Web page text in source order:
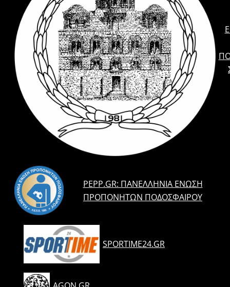
PEPP.GR: ΠΑΝΕΛΛΉΝΙΑ ΈΝΩΣΗ
ΠΡΟΠΟΝΗΤΏΝ ΠΟΔΟΣΦΑΊΡΟΥ
SPORTIME24.GR